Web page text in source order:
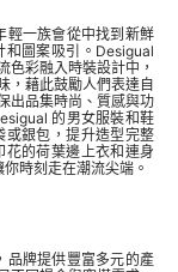
輕一族會從中找到新鮮
和圖案吸引。Desigual
色彩融入時裝設計中，
，藉此鼓勵人們表達自
出品集時尚、質感與功
的男女服裝和鞋
或銀包，提升造型完整
的荷葉邊上衣和連身
時刻走在潮流尖端。
品牌提供豐富多元的產